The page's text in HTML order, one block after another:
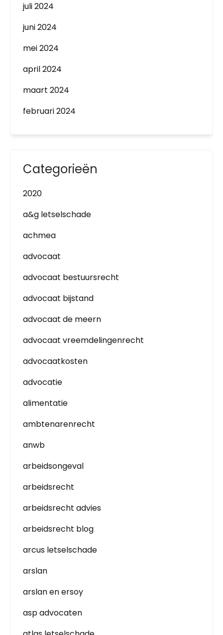
juli 2024
juni 2024
mei 2024
april 2024
maart 2024
februari 2024
Categorieën
2020
a&g letselschade
achmea
advocaat
advocaat bestuursrecht
advocaat bijstand
advocaat de meern
advocaat vreemdelingenrecht
advocaatkosten
advocatie
alimentatie
ambtenarenrecht
anwb
arbeidsongeval
arbeidsrecht
arbeidsrecht advies
arbeidsrecht blog
arcus letselschade
arslan
arslan en ersoy
asp advocaten